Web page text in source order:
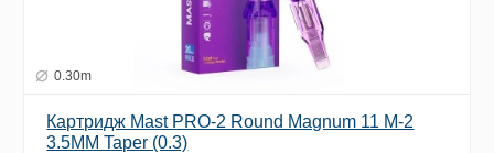
0.30m
Картридж Mast PRO-2 Round Magnum 11 M-2
3.5MM Taper (0.3)